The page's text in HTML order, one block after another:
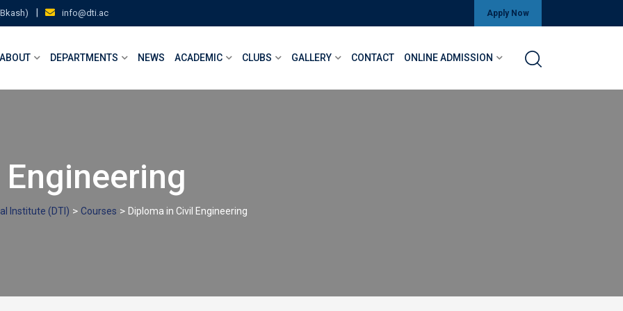
| info@dti.ac Apply Now
ABOUT DEPARTMENTS NEWS ACADEMIC CLUBS GALLERY CONTACT ONLINE ADMISSION
Institute (DTI) > Courses > Diploma in Civil Engineering